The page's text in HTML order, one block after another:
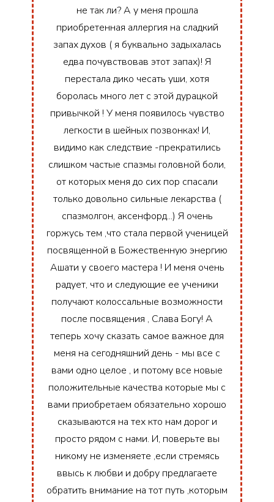
не так ли? А у меня прошла
приобретенная аллергия на сладкий
запах духов ( я буквально задыхалась
едва почувствовав этот запах)! Я
перестала дико чесать уши, хотя
боролась много лет с этой дурацкой
привычкой ! У меня появилось чувство
легкости в шейных позвонках! И,
видимо как следствие -прекратились
слишком частые спазмы головной боли,
от которых меня до сих пор спасали
только довольно сильные лекарства (
спазмолгон, аксенфорд...) Я очень
горжусь тем ,что стала первой ученицей
посвященной в Божественную энергию
Ашати у своего мастера ! И меня очень
радует, что и следующие ее ученики
получают колоссальные возможности
после посвящения , Слава Богу! А
теперь хочу сказать самое важное для
меня на сегодняшний день - мы все с
вами одно целое , и потому все новые
положительные качества которые мы с
вами приобретаем обязательно хорошо
сказываются на тех кто нам дорог и
просто рядом с нами. И, поверьте вы
никому не изменяете ,если стремясь
ввысь к любви и добру предлагаете
обратить внимание на тот путь ,которым